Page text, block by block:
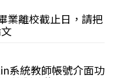
業離校截止日，請把
系統教師帳號介面功